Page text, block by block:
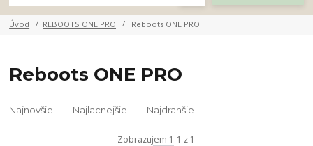
Úvod REBOOTS ONE PRO Reboots ONE PRO
Reboots ONE PRO
Najnovšie Najlacnejšie Najdrahšie
Zobrazujem 1-1 z 1